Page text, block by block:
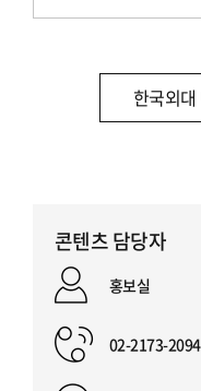
한국외
콘텐츠 담당자
홍보실
02-2173-2094